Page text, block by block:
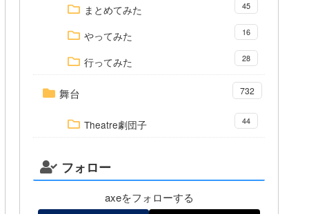
まとめてみた 45
やってみた 16
行ってみた 28
舞台 732
Theatre劇団子 44
フォロー
axeをフォローする